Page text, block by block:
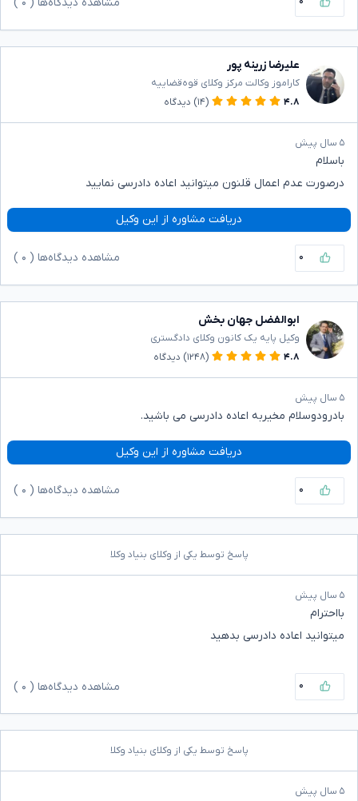
علیرضا زرینه پور
کاراموز وکالت مرکز وکلای قوه‌قضاییه
۴.۸
(۱۴) دیدگاه
۵ سال پیش
باسلام
درصورت عدم اعمال قلنون میتوانید اعاده دادرسی نمایید
دریافت مشاوره از این وکیل
۰ مشاهده دیدگاه‌ها ( ۰
ابوالفضل جهان بخش
وکیل پایه یک کانون وکلای دادگستری
۴.۸
(۱۲۴۸) دیدگاه
۵ سال پیش
بادرودوسلام مخیربه اعاده دادرسی می باشید.
دریافت مشاوره از این وکیل
۰ مشاهده دیدگاه‌ها ( ۰
پاسخ توسط یکی از وکلای بنیاد وکلا
۵ سال پیش
بااحترام
میتوانید اعاده دادرسی بدهید
۰ مشاهده دیدگاه‌ها ( ۰
پاسخ توسط یکی از وکلای بنیاد وکلا
۵ سال پیش